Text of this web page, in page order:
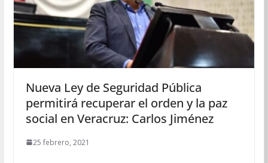
Nueva Ley de Seguridad Pública
permitirá recuperar el orden y la paz
social en Veracruz: Carlos Jiménez
25 febrero, 2021